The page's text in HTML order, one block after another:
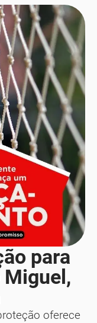
para
Miguel,
oferece